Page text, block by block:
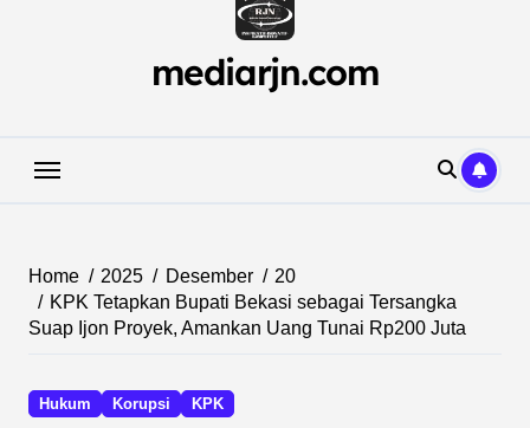
mediarjn.com
Home 2025 Desember
20
KPK Tetapkan Bupati Bekasi sebagai Tersangka
Suap Ijon Proyek, Amankan Uang Tunai Rp200 Juta
Hukum Korupsi KPK